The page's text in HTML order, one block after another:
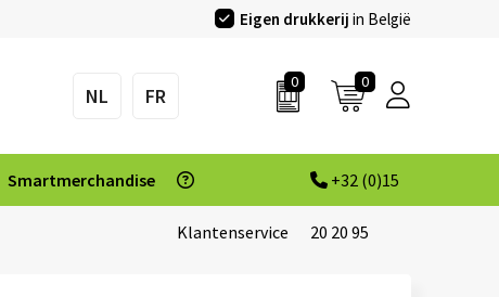
Eigen drukkerij in België
NL FR
0 0
Smartmerchandise
Klantenservice
+32 (0)15
20 20 95